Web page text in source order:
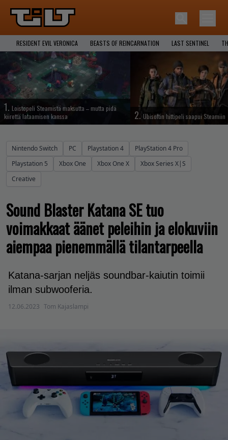
RESIDENT EVIL VERONICA BEASTS OF REINCARNATION LAST SENTINEL
1. Loistopeli Steamistä maksutta – mutta pidä
kiirettä lataamisen kanssa
2. Ubisoftin hittipeli saapui Steamiin
Nintendo Switch PC Playstation 4
PlayStation 4 Pro
Playstation 5
Xbox One Xbox One X
Xbox Series X|S
Creative
Sound Blaster Katana SE tuo
voimakkaat äänet peleihin ja elokuviin
aiempaa pienemmällä tilantarpeella
Katana-sarjan neljäs soundbar-kaiutin toimii
ilman subwooferia.
12.06.2023 Tom Kajaslampi